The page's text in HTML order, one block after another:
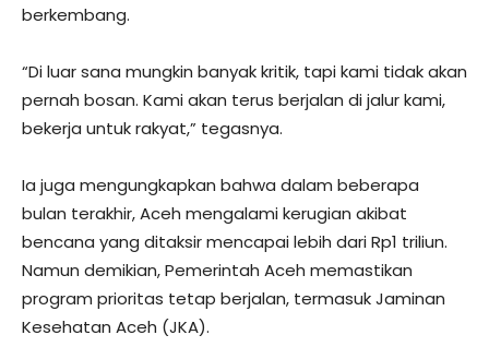
berkembang.
“Di luar sana mungkin banyak kritik, tapi kami tidak akan
pernah bosan. Kami akan terus berjalan di jalur kami,
bekerja untuk rakyat,” tegasnya.
Ia juga mengungkapkan bahwa dalam beberapa
bulan terakhir, Aceh mengalami kerugian akibat
bencana yang ditaksir mencapai lebih dari Rp1 triliun.
Namun demikian, Pemerintah Aceh memastikan
program prioritas tetap berjalan, termasuk Jaminan
Kesehatan Aceh (JKA).